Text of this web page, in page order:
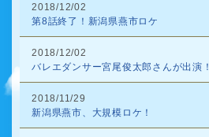
2018/12/02
第8話終了！新潟県燕市ロケ
2018/12/02
バレエダンサー宮尾俊太郎さんが出演！
2018/11/29
新潟県燕市、大規模ロケ！